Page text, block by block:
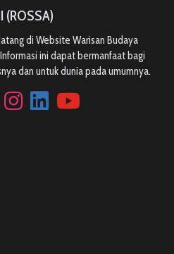
(ROSSA)
di Website Warisan Budaya
ini dapat bermanfaat bagi
dan untuk dunia pada umumnya.